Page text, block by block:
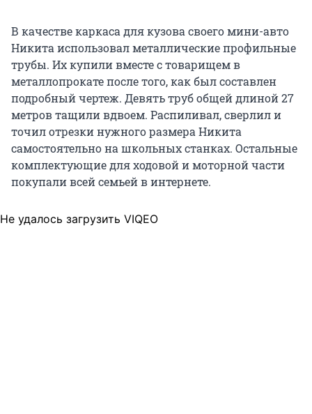
В качестве каркаса для кузова своего мини-авто
Никита использовал металлические профильные
трубы. Их купили вместе с товарищем в
металлопрокате после того, как был составлен
подробный чертеж. Девять труб общей длиной 27
метров тащили вдвоем. Распиливал, сверлил и
точил отрезки нужного размера Никита
самостоятельно на школьных станках. Остальные
комплектующие для ходовой и моторной части
покупали всей семьей в интернете.
Не удалось загрузить VIQEO